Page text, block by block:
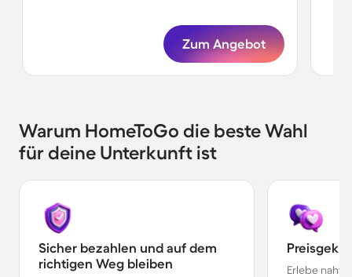
Zum Angebot
Warum HomeToGo die beste Wahl
für deine Unterkunft ist
Sicher bezahlen und auf dem
richtigen Weg bleiben
Erlebe